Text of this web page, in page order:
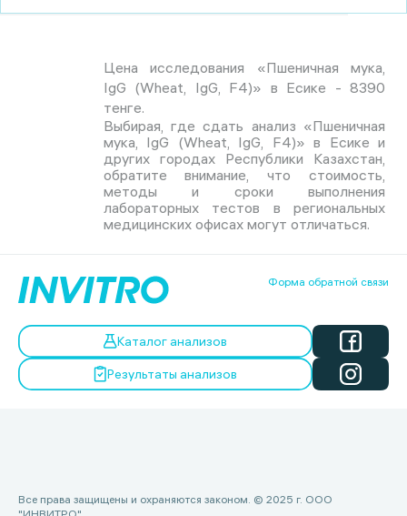
Цена исследования «Пшеничная мука,
IgG (Wheat, IgG, F4)» в Есике - 8390
тенге.
Выбирая, где сдать анализ «Пшеничная
мука, IgG (Wheat, IgG, F4)» в Есике и
других городах Республики Казахстан,
обратите внимание, что стоимость,
методы и сроки выполнения
лабораторных тестов в региональных
медицинских офисах могут отличаться.
Форма обратной связи
Каталог анализов
Результаты анализов
Все права защищены и охраняются законом. © 2025 г. ООО